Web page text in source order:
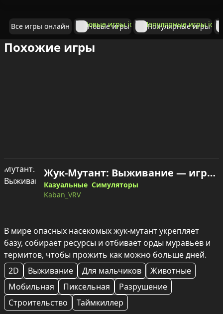
Все игры онлайн Новые игры Популярные игры
Похожие игры
Жук-Мутант: Выживание — играть онлайн
Казуальные Симуляторы
Kaban_VRV
В мире опасных насекомых жук‑мутант укрепляет
базу, собирает ресурсы и отбивает орды муравьёв и
термитов, чтобы прожить как можно больше дней.
2D
Выживание Для мальчиков
Животные
Мобильная
Пиксельная
Разрушение
Строительство
Таймкиллер